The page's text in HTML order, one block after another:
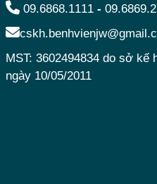
09.6868.1111 -
MST: 3602494834 do sở kế
ngày 10/05/2011